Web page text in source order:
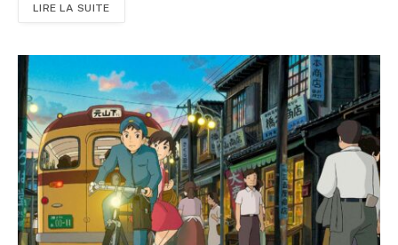
LIRE LA SUITE